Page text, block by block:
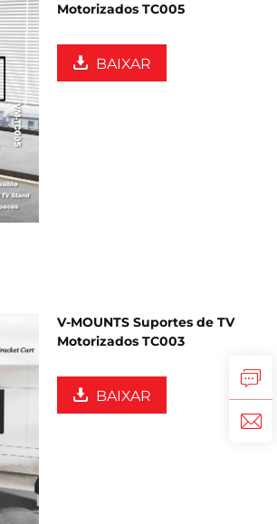
Motorizados TC005
BAIXAR
V-MOUNTS Suportes de TV
Motorizados TC003
BAIXAR